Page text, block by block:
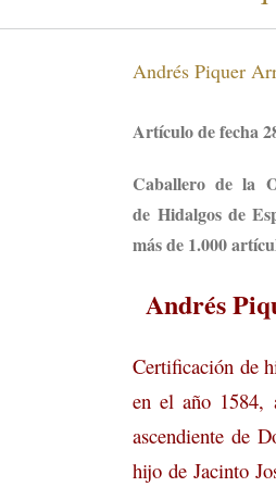
Andrés Piquer
Artículo de fecha
Caballero de la
de Hidalgos de
más de 1.000
Andrés
Certificación de
en el año
ascendiente de
hijo de Jacinto